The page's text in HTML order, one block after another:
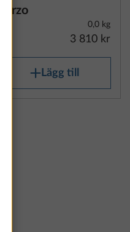
Terzo
0,0 kg
3 810 kr
Lägg till